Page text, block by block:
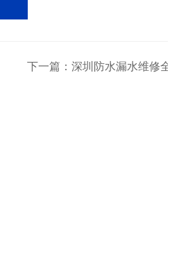
下一篇：深圳防水漏水维修全解析